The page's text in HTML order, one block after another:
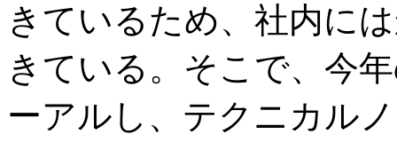
きているため、社内に
きている。そこで、今
ーアルし、テクニカル